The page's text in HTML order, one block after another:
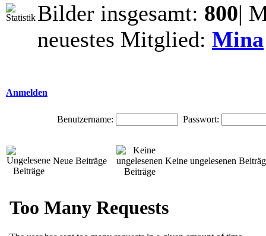
Bilder insgesamt: 800|
neuestes Mitglied: Mina
Anmelden
Benutzername: Passwort:
Neue Beiträge Keine ungelesenen